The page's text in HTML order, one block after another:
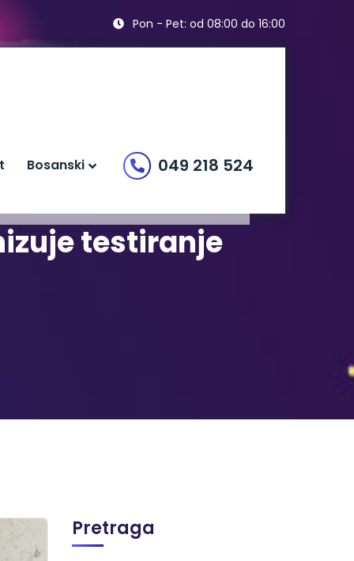
Pon - Pet: od 08:00 do 16:00
Bosanski 049 218 524
testiranje
Pretraga